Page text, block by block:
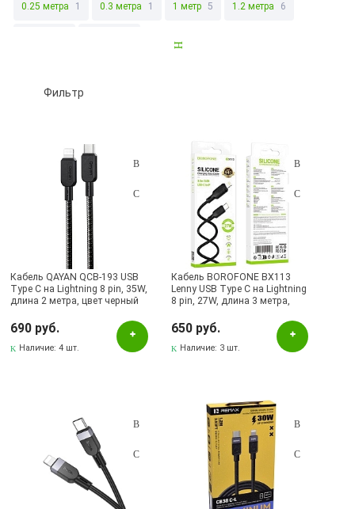
0.25 метра 1 0.3 метра 1 1 метр 5 1.2 метра 6
Фильтр
Подбор параметров
Розничная цена
APPLE
BOROFONE
Кабель QAYAN QCB-193 USB
Type C на Lightning 8 pin, 35W,
длина 2 метра, цвет черный
690 руб.
Наличие:4 шт.
Кабель BOROFONE BX113
Lenny USB Type C на Lightning
8 pin, 27W, длина 3 метра,
650 руб.
Наличие: 3 шт.